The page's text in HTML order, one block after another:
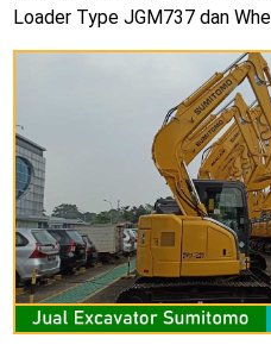
Loader Type JGM737 dan